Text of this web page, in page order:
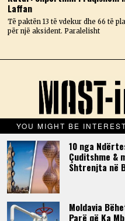
Laffan
Të paktën 13 të vdekur dhe 66 të
për një aksident. Paralelisht
YOU MIGHT BE
10 nga
Çuditshme &
Shtrenjta në
Moldavia
Parë që Ka
Designed by N.D.
NATURAL PHENOMENON